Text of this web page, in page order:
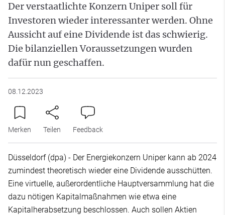
Der verstaatlichte Konzern Uniper soll für
Investoren wieder interessanter werden. Ohne
Aussicht auf eine Dividende ist das schwierig.
Die bilanziellen Voraussetzungen wurden
dafür nun geschaffen.
08.12.2023
Merken Teilen Feedback
Düsseldorf (dpa) - Der Energiekonzern Uniper kann ab 2024
zumindest theoretisch wieder eine Dividende ausschütten.
Eine virtuelle, außerordentliche Hauptversammlung hat die
dazu nötigen Kapitalmaßnahmen wie etwa eine
Kapitalherabsetzung beschlossen. Auch sollen Aktien